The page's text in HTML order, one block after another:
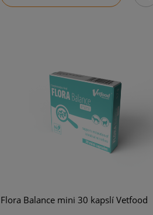
Flora Balance mini 30 kapslí Vetfood